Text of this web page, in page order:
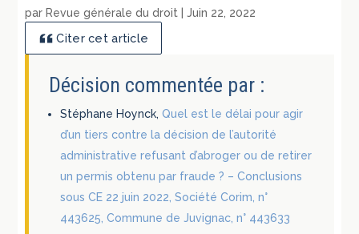
par Revue générale du droit |Juin 22, 2022
Citer cet article
Décision commentée par :
Stéphane Hoynck,Quel est le délai pour agir
d’un tiers contre la décision de l’autorité
administrative refusant d’abroger ou de retirer
un permis obtenu par fraude ? – Conclusions
sous CE 22 juin 2022, Société Corim, n°
443625, Commune de Juvignac, n° 443633